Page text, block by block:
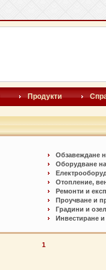
Продукти
Обзавеждане
Оборудване
Отопление,
Ремонти и
Проучване и
Градини и
Инвестиране
1